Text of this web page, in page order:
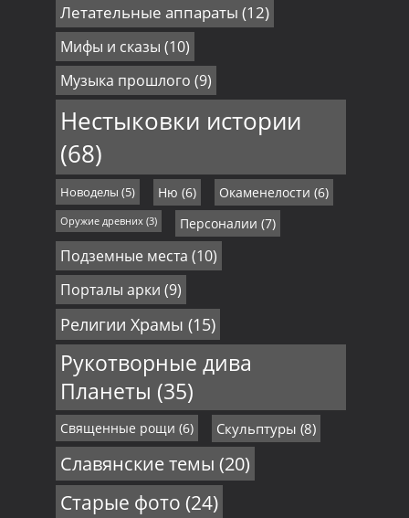
Летательные аппараты (12)
Мифы и сказы (10)
Музыка прошлого (9)
Нестыковки истории
(68)
Новоделы (5) Ню (6) Окаменелости (6)
Оружие древних (3) Персоналии (7)
Подземные места (10)
Порталы арки (9)
Религии Храмы (15)
Рукотворные дива
Планеты (35)
Священные рощи (6) Скульптуры (8)
Славянские темы (20)
Старые фото (24)